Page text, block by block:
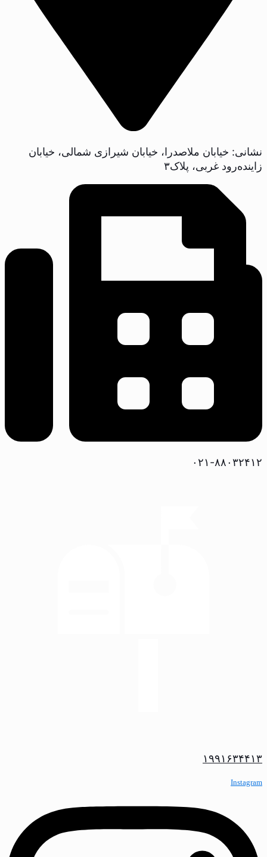
نشانی: خیابان ملاصدرا، خیابان شیرازی شمالی، خیابان
زاینده‌رود غربی، پلاک‌۳
۰۲۱-۸۸۰۳۲۴۱۲
۱۹۹۱۶۳۴۴۱۳
Instagram